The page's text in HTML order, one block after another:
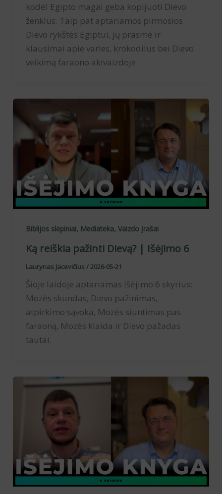
kodėl Egipto magai geba kopijuoti Dievo
ženklus. Taip pat aptariamos pirmosios
Dievo rykštės Egiptui, jų prasmė ir
klausimai apie varles, krokodilus bei Dievo
veikimą faraono akivaizdoje.
Biblijos slėpiniai, Mediateka, Vaizdo įrašai
Ką reiškia pažinti Dievą? | Išėjimo 6
Laurynas Jacevičius /2026-05-21
Šioje laidoje aptariamas Išėjimo 6 skyrius:
Mozės skundas, Dievo pažinimas,
atpirkimo sąvoka, Mozės siuntimas pas
faraoną, Mozės klaida ir Dievo pažadas
tautai.